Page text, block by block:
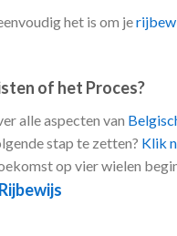
het is om je
of het Proces?
alle aspecten van
stap te zetten? Klik
op vier wielen